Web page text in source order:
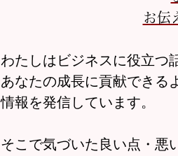
お伝
わたしはビジネスに役立つ
あなたの成長に貢献できる
情報を発信しています。
そこで気づいた良い点・悪